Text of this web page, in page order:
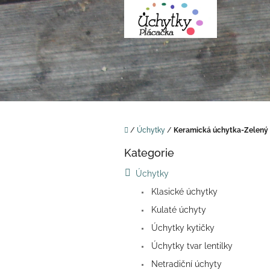
Přejít
na
obsah
Domů
/ Úchytky / Keramická úchytka-
Přeskočit
Kategorie
Úchytky
Klasické úchytky
Kulaté úchyty
Úchytky kytičky
Úchytky tvar lentilky
Netradiční úchyty